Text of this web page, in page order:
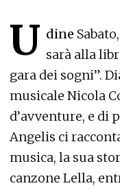
U dine
sarà alla
gara dei sogni”.
musicale Nicola
d’avventure, e di
Angelis ci
musica, la sua
canzone Lella,